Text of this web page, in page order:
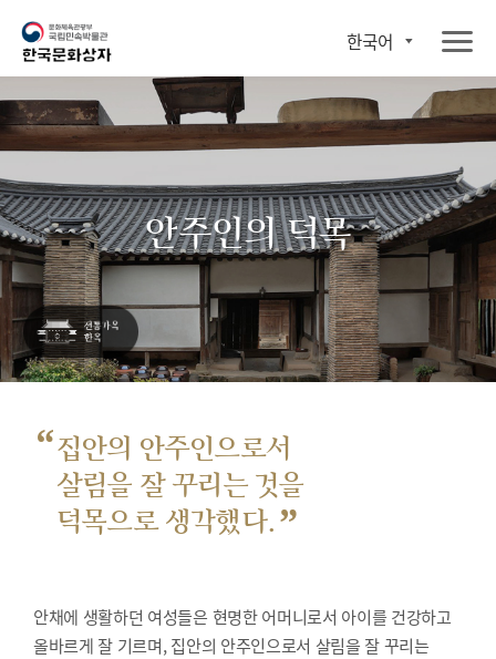
한국어
안주인의 덕목
“집안의 안주인으로서
살림을 잘 꾸리는 것을
덕목으로 생각했다. ”
안채에 생활하던 여성들은 현명한 어머니로서 아이를 건강하고
올바르게 잘 기르며, 집안의 안주인으로서 살림을 잘 꾸리는